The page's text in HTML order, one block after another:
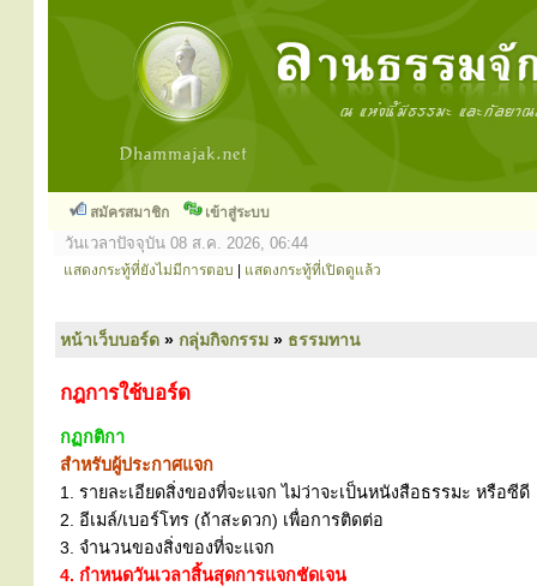
สมัครสมาชิก เข้าสู่ระบบ
วันเวลาปัจจุบัน 08 ส.ค. 2026, 06:44
แสดงกระทู้ที่ยังไม่มีการตอบ แสดงกระทู้ที่เปิดดูแล้ว
หน้าเว็บบอร์ด » กลุ่มกิจกรรม » ธรรมทาน
กฎการใช้บอร์ด
กฏกติกา
สำหรับผู้ประกาศแจก
1. รายละเอียดสิ่งของที่จะแจก ไม่ว่าจะเป็นหนังสือธรรมะ หรือซีดี
2. อีเมล์/เบอร์โทร (ถ้าสะดวก) เพื่อการติดต่อ
3. จำนวนของสิ่งของที่จะแจก
4. กำหนดวันเวลาสิ้นสุดการแจกชัดเจน